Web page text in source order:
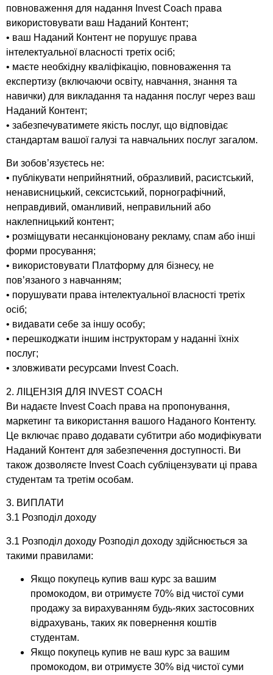
повноваження для надання Invest Coach права
використовувати ваш Наданий Контент;
• ваш Наданий Контент не порушує права
інтелектуальної власності третіх осіб;
• маєте необхідну кваліфікацію, повноваження та
експертизу (включаючи освіту, навчання, знання та
навички) для викладання та надання послуг через ваш
Наданий Контент;
• забезпечуватимете якість послуг, що відповідає
стандартам вашої галузі та навчальних послуг загалом.
Ви зобов’язуєтесь не:
• публікувати неприйнятний, образливий, расистський,
ненависницький, сексистський, порнографічний,
неправдивий, оманливий, неправильний або
наклепницький контент;
• розміщувати несанкціоновану рекламу, спам або інші
форми просування;
• використовувати Платформу для бізнесу, не
пов’язаного з навчанням;
• порушувати права інтелектуальної власності третіх
осіб;
• видавати себе за іншу особу;
• перешкоджати іншим інструкторам у наданні їхніх
послуг;
• зловживати ресурсами Invest Coach.
2. ЛІЦЕНЗІЯ ДЛЯ INVEST COACH
Ви надаєте Invest Coach права на пропонування,
маркетинг та використання вашого Наданого Контенту.
Це включає право додавати субтитри або модифікувати
Наданий Контент для забезпечення доступності. Ви
також дозволяєте Invest Coach субліцензувати ці права
студентам та третім особам.
3. ВИПЛАТИ
3.1 Розподіл доходу
3.1 Розподіл доходу Розподіл доходу здійснюється за
такими правилами:
Якщо покупець купив ваш курс за вашим
промокодом, ви отримуєте 70% від чистої суми
продажу за вирахуванням будь-яких застосовних
відрахувань, таких як повернення коштів
студентам.
Якщо покупець купив не ваш курс за вашим
промокодом, ви отримуєте 30% від чистої суми